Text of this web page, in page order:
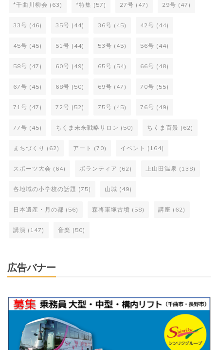
*千曲川柳会 (63) *特集 (57) 27号 (47) 29号 (47)
33号 (46) 35号 (44) 36号 (45) 42号 (44)
45号 (45) 51号 (44) 53号 (45) 56号 (44)
58号 (47) 60号 (49) 65号 (54) 66号 (48)
67号 (45) 68号 (50) 69号 (47) 70号 (55)
71号 (47) 72号 (52) 75号 (45) 76号 (49)
77号 (45) ちくま未来戦略サロン (50) ちくま百景 (62)
まちづくり (62) アート (70) イベント (164)
スポーツ大会 (64) ボランティア (62) 上山田温泉 (138)
各地域の小学校の話題 (75) 山城 (49)
日本遺産・月の都 (56) 森将軍塚古墳 (58) 講座 (62)
講演 (147) 音楽 (50)
広告バナー